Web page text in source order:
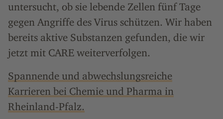
untersucht, ob sie lebende Zellen fünf Tage
gegen Angriffe des Virus schützen. Wir haben
bereits aktive Substanzen gefunden, die wir
jetzt mit CARE weiterverfolgen.
Spannende und abwechslungsreiche
Karrieren bei Chemie und Pharma in
Rheinland-Pfalz.